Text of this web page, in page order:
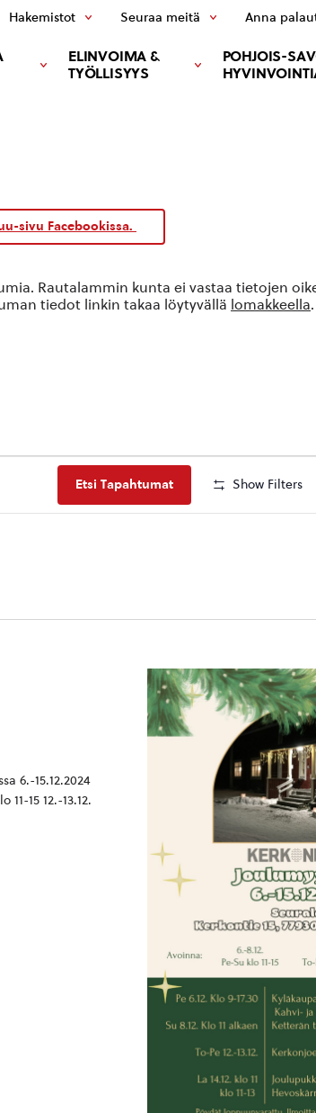
ELINVOIMA &
TYÖLLISYYS
POHJOIS-
Hakemistot Seuraa meitä Anna
sivu Facebookissa.
Etsi Tapahtumat Show Filters
6.-15.12.2024
15 12.-13.12.
Rautalammin kunta ei vastaa tietojen
tiedot linkin takaa löytyvällä lomakkeella.